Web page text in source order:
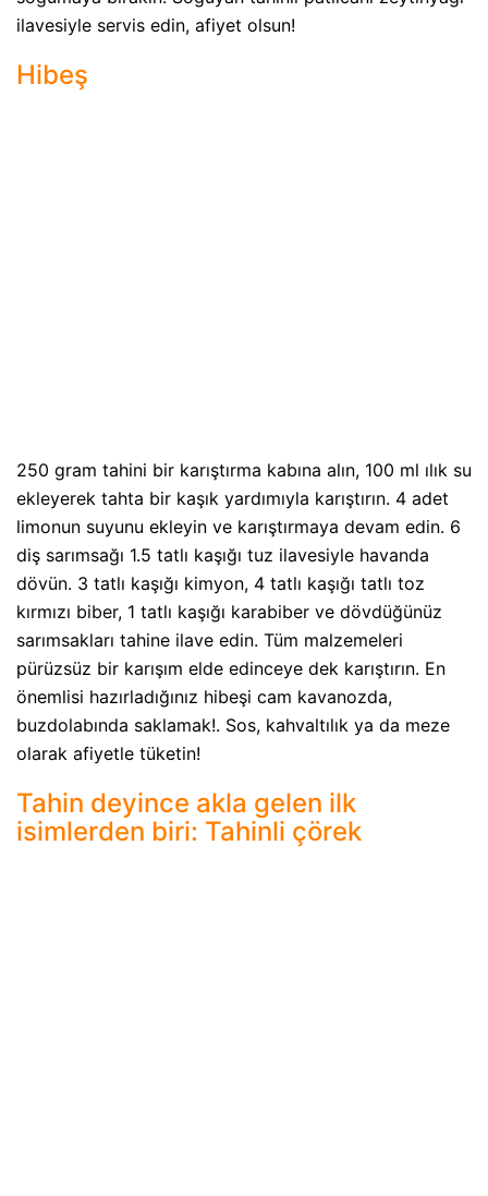
ilavesiyle servis edin, afiyet olsun!
Hibeş
250 gram tahini bir karıştırma kabına alın, 100 ml ılık su
ekleyerek tahta bir kaşık yardımıyla karıştırın. 4 adet
limonun suyunu ekleyin ve karıştırmaya devam edin. 6
diş sarımsağı 1.5 tatlı kaşığı tuz ilavesiyle havanda
dövün. 3 tatlı kaşığı kimyon, 4 tatlı kaşığı tatlı toz
kırmızı biber, 1 tatlı kaşığı karabiber ve dövdüğünüz
sarımsakları tahine ilave edin. Tüm malzemeleri
pürüzsüz bir karışım elde edinceye dek karıştırın. En
önemlisi hazırladığınız hibeşi cam kavanozda,
buzdolabında saklamak!. Sos, kahvaltılık ya da meze
olarak afiyetle tüketin!
Tahin deyince akla gelen ilk
isimlerden biri: Tahinli çörek